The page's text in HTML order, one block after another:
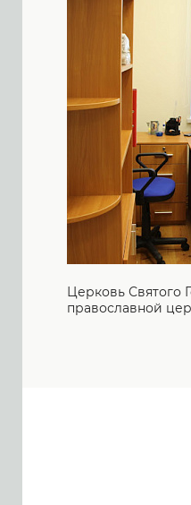
Церковь Святого
православной